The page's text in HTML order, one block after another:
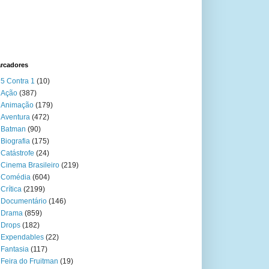
5 Contra 1 (10)
Ação (387)
Animação (179)
Aventura (472)
Batman (90)
Biografia (175)
Catástrofe (24)
Cinema Brasileiro (219)
Comédia (604)
Crítica (2199)
Documentário (146)
Drama (859)
Drops (182)
Expendables (22)
Fantasia (117)
Feira do Fruitman (19)